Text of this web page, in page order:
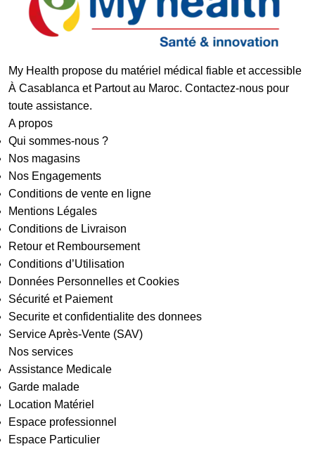
My Health propose du matériel médical fiable et accessible
À Casablanca et Partout au Maroc. Contactez-nous pour
toute assistance.
A propos
Qui sommes-nous ?
Nos magasins
Nos Engagements
Conditions de vente en ligne
Mentions Légales
Conditions de Livraison
Retour et Remboursement
Conditions d’Utilisation
Données Personnelles et Cookies
Sécurité et Paiement
Securite et confidentialite des donnees
Service Après-Vente (SAV)
Nos services
Assistance Medicale
Garde malade
Location Matériel
Espace professionnel
Espace Particulier